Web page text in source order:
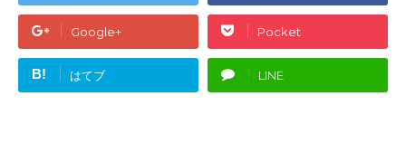
Google+ Pocket
B! はてブ LINE